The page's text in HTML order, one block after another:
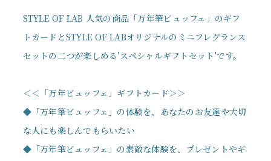
STYLE OF LAB 人気の商品「万年筆ビュッフェ」のギフ
トカードとSTYLE OF LABオリジナルのミニフレグランス
セットの二つが楽しめる'スペシャルギフトセット'です。
＜＜「万年ビュッフェ」ギフトカード＞＞
◆「万年筆ビュッフェ」の体験を、あなたのお友達や大切
な人にも楽しんでもらいたい
◆「万年筆ビュッフェ」の素敵な体験を、プレゼントやギ